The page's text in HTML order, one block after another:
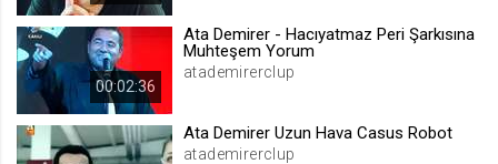
channelCategories
.web.tv
00:02:36
Ata Demirer - Hacıyatmaz Peri Şarkısına
Muhteşem Yorum
atademirerclup
Ata Demirer Uzun Hava Casus Robot
atademirerclup